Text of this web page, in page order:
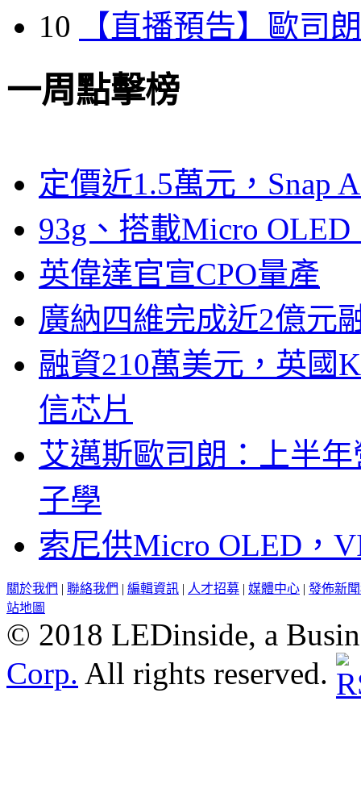
10
【直播預告】歐司
一周點擊榜
定價近1.5萬元，Snap
93g、搭載Micro
英偉達官宣CPO量產
廣納四維完成近2億元
融資210萬美元，英國
信芯片
艾邁斯歐司朗：上半
子學
索尼供Micro OLED，
關於我們 | 聯絡我們 | 編輯資訊 | 人才招募 | 媒體中心 | 發佈新
站地圖
© 2018 LEDinside, a
Corp. All rights reserved.